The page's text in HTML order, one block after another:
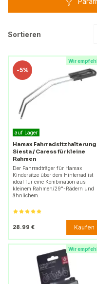
Sortieren
Wir
-5%
auf Lager
Hamax Fahrradsitzhalterung
Siesta / Caress für kleine
Rahmen
Der Fahrradträger für Hamax
Kindersitze über dem Hinterrad ist
ideal für eine Kombination aus
kleinem Rahmen/29"-Rädern und
ähnlichem.
28.99 € Kaufen
Wir